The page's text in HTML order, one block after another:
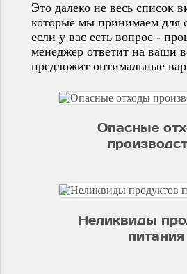
Это далеко не весь список
которые мы принимаем для
если у вас есть вопрос -
менеджер ответит на ваши
предложит оптимальные
Опасные
Неликвиды
питания